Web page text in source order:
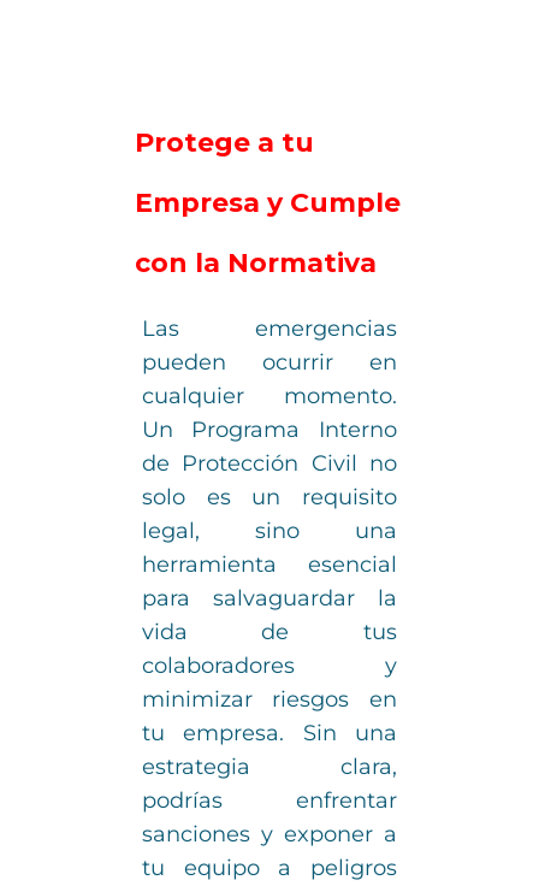
Protege a tu
Empresa y Cumple
con la Normativa
Las emergencias
pueden ocurrir en
cualquier momento.
Un Programa Interno
de Protección Civil no
solo es un requisito
legal, sino una
herramienta esencial
para salvaguardar la
vida de tus
colaboradores y
minimizar riesgos en
tu empresa. Sin una
estrategia clara,
podrías enfrentar
sanciones y exponer a
tu equipo a peligros